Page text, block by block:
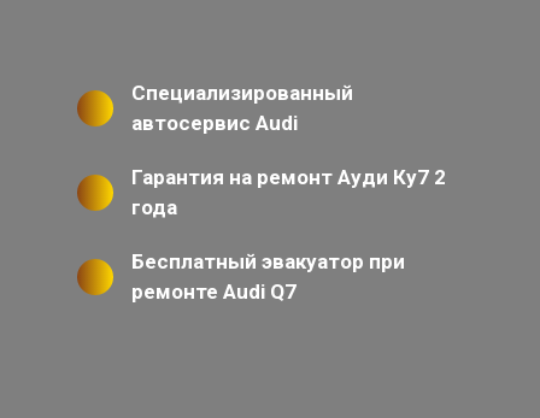
Специализированный
автосервис Audi
Гарантия на ремонт Ауди Ку7 2
года
Бесплатный эвакуатор при
ремонте Audi Q7